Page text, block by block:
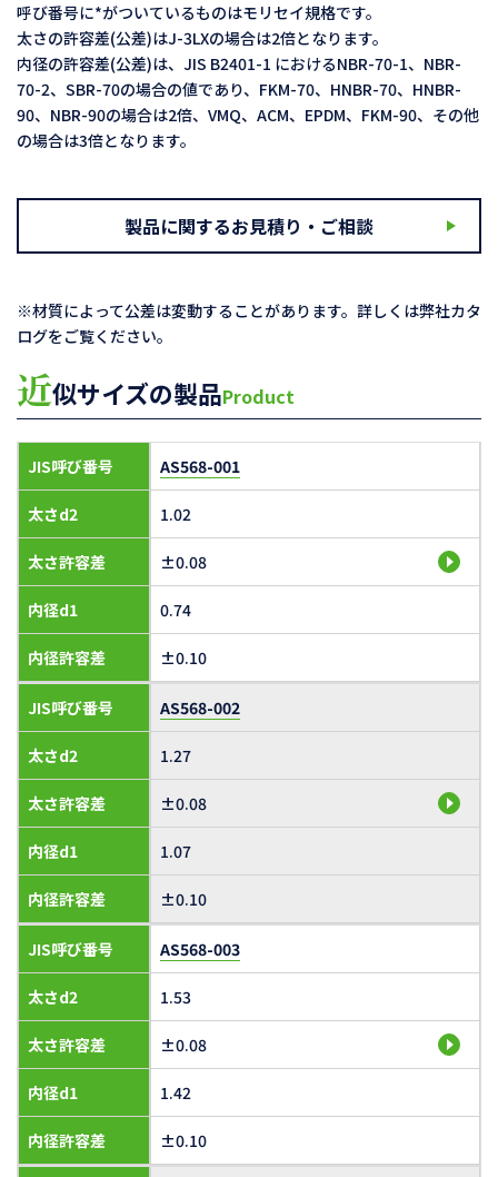
呼び番号に*がついているものはモリセイ規格です。
太さの許容差(公差)はJ-3LXの場合は2倍となります。
内径の許容差(公差)は、JIS B2401-1 におけるNBR-70-1、NBR-
70-2、SBR-70の場合の値であり、FKM-70、HNBR-70、HNBR-
90、NBR-90の場合は2倍、VMQ、ACM、EPDM、FKM-90、その他
の場合は3倍となります。
製品に関するお見積り・ご相談
※材質によって公差は変動することがあります。詳しくは弊社カタ
ログをご覧ください。
近似サイズの製品Product
JIS呼び番号
太さd2
太さ許容差
内径d1
内径許容差
AS568-001
1.02
±0.08
0.74
±0.10
JIS呼び番号
太さd2
太さ許容差
内径d1
内径許容差
AS568-002
1.27
±0.08
1.07
±0.10
JIS呼び番号
太さd2
太さ許容差
内径d1
内径許容差
AS568-003
1.53
±0.08
1.42
±0.10